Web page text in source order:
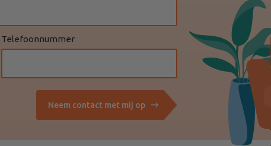
Telefoonnummer
Neem contact met mij op